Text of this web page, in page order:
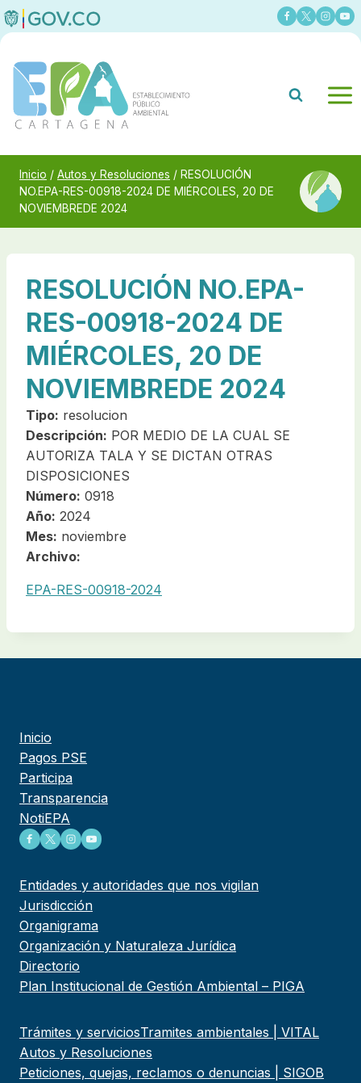
Saltar
al
Inicio / Autos y Resoluciones / RESOLUCIÓN
NO.EPA-RES-00918-2024 DE MIÉRCOLES, 20 DE
NOVIEMBREDE 2024
RESOLUCIÓN NO.EPA-
RES-00918-2024 DE
MIÉRCOLES, 20 DE
NOVIEMBREDE 2024
Tipo: resolucion
Descripción: POR MEDIO DE LA CUAL SE
AUTORIZA TALA Y SE DICTAN OTRAS
DISPOSICIONES
Número: 0918
Año: 2024
Mes: noviembre
Archivo:
EPA-RES-00918-2024
Inicio
Pagos PSE
Participa
Transparencia
NotiEPA
Entidades y autoridades que nos vigilan
Jurisdicción
Organigrama
Organización y Naturaleza Jurídica
Directorio
Plan Institucional de Gestión Ambiental – PIGA
Trámites y serviciosTramites ambientales | VITAL
Autos y Resoluciones
Peticiones, quejas, reclamos o denuncias | SIGOB